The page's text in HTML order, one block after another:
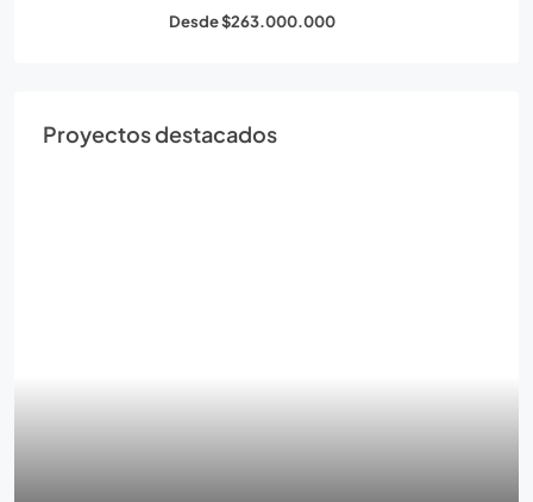
Desde$263.000.000
Proyectos destacados